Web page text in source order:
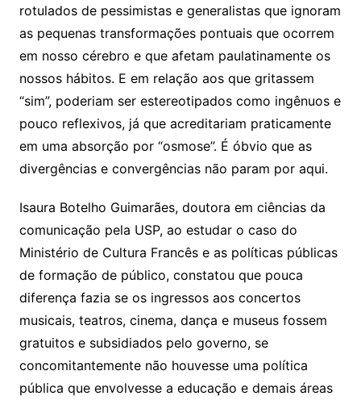
rotulados de pessimistas e generalistas que ignoram
as pequenas transformações pontuais que ocorrem
em nosso cérebro e que afetam paulatinamente os
nossos hábitos. E em relação aos que gritassem
“sim”, poderiam ser estereotipados como ingênuos e
pouco reflexivos, já que acreditariam praticamente
em uma absorção por “osmose”. É óbvio que as
divergências e convergências não param por aqui.
Isaura Botelho Guimarães, doutora em ciências da
comunicação pela USP, ao estudar o caso do
Ministério de Cultura Francês e as políticas públicas
de formação de público, constatou que pouca
diferença fazia se os ingressos aos concertos
musicais, teatros, cinema, dança e museus fossem
gratuitos e subsidiados pelo governo, se
concomitantemente não houvesse uma política
pública que envolvesse a educação e demais áreas